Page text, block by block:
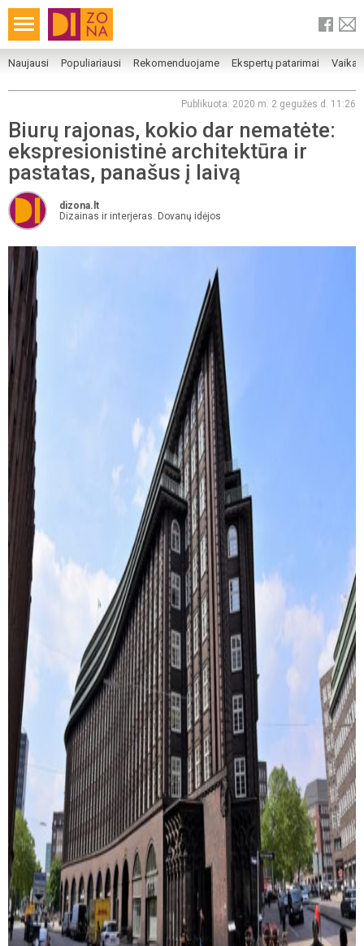
Naujausi Populiariausi Rekomenduojame Ekspertų patarimai
Publikuota: 2020 m. 2 gegužės d. 11:26
Biurų rajonas, kokio dar nematėte:
ekspresionistinė architektūra ir
pastatas, panašus į laivą
dizona.lt
Dizainas ir interjeras. Dovanų idėjos